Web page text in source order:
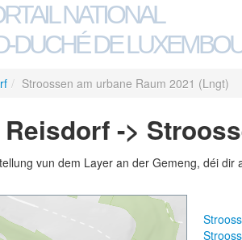
NATIONAL
DUCHÉ DE
/ Stroossen am urbane Raum 2021 (Lngt)
->
vun dem Layer an der Gemeng, déi